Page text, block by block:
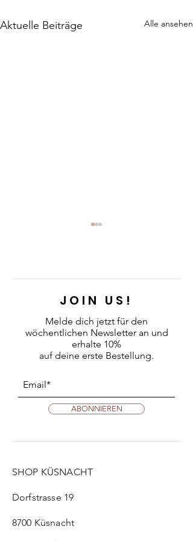
Aktuelle Beiträge Alle ansehen
Crossbody in der NZZ
Bellevue
JOIN US!
Melde dich jetzt für den
wöchentlichen Newsletter an und
erhalte 10%
auf deine erste Bestellung.
ABONNIEREN
SHOP KÜSNACHT
Dorfstrasse 19
8700 Küsnacht